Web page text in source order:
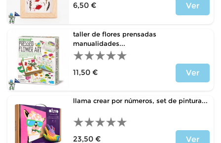
6,50 €
Ver
taller de flores prensadas
manualidades...
11,50 €
Ver
llama crear por números, set de pintura...
23,50 €
Ver